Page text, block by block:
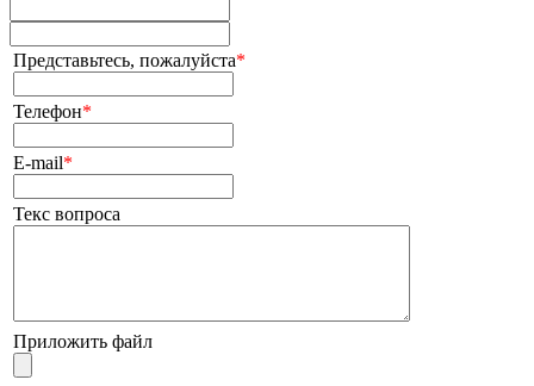
Представьтесь, пожалуйста*
Телефон*
E-mail*
Текс вопроса
Приложить файл